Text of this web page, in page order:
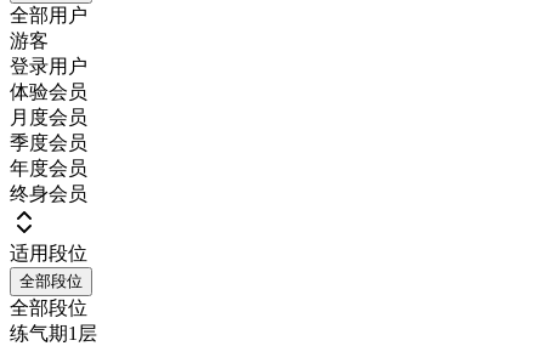
全部用户
游客
登录用户
体验会员
月度会员
季度会员
年度会员
终身会员
适用段位
全部段位
全部段位
练气期1层